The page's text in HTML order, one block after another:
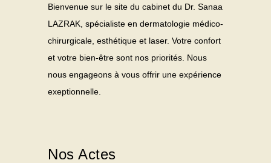
Bienvenue sur le site du cabinet du Dr. Sanaa
LAZRAK, spécialiste en dermatologie médico-
chirurgicale, esthétique et laser. Votre confort
et votre bien-être sont nos priorités. Nous
nous engageons à vous offrir une expérience
exeptionnelle.
Nos Actes